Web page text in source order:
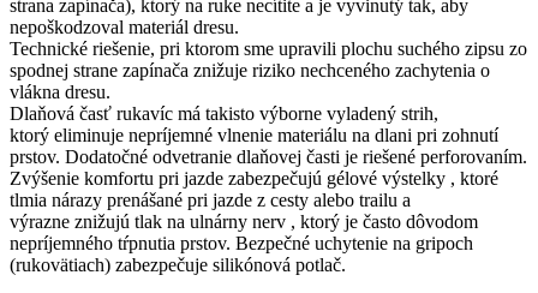
strana zapínača), ktorý na ruke necítite a je vyvinutý tak, aby
nepoškodzoval materiál dresu.
Technické riešenie, pri ktorom sme upravili plochu suchého zipsu zo
spodnej strane zapínača znižuje riziko nechceného zachytenia o
vlákna dresu.
Dlaňová časť rukavíc má takisto výborne vyladený strih,
ktorý eliminuje nepríjemné vlnenie materiálu na dlani pri zohnutí
prstov. Dodatočné odvetranie dlaňovej časti je riešené perforovaním.
Zvýšenie komfortu pri jazde zabezpečujú gélové výstelky , ktoré
tlmia nárazy prenášané pri jazde z cesty alebo trailu a
výrazne znižujú tlak na ulnárny nerv , ktorý je často dôvodom
nepríjemného tŕpnutia prstov. Bezpečné uchytenie na gripoch
(rukovätiach) zabezpečuje silikónová potlač.